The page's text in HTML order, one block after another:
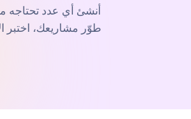
طوّر مشاريعك، اختبر